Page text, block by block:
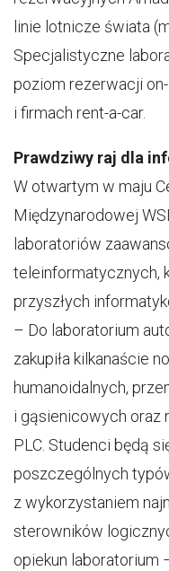
linie lotnicze świata
Specjalistyczne
poziom rezerwacji
i firmach rent-a-car.
Prawdziwy raj dla
W otwartym w maju
Międzynarodowej
laboratoriów
teleinformatycznych,
przyszłych
– Do laboratorium
zakupiła kilkanaście
humanoidalnych,
i gąsienicowych oraz
PLC. Studenci będą
poszczególnych
z wykorzystaniem
sterowników
opiekun laboratorium